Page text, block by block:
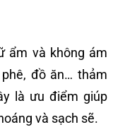
ẩm và không ám
đồ ăn… thảm
là ưu điểm giúp
và sạch sẽ.